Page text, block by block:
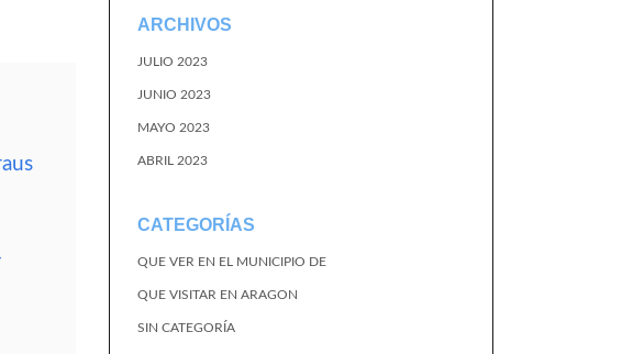
ARCHIVOS
JULIO 2023
JUNIO 2023
MAYO 2023
ABRIL 2023
CATEGORÍAS
QUE VER EN EL MUNICIPIO DE
QUE VISITAR EN ARAGON
SIN CATEGORÍA